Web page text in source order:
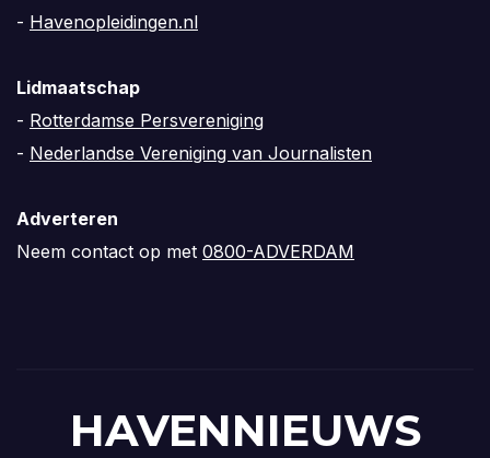
- Havenopleidingen.nl
Lidmaatschap
- Rotterdamse Persvereniging
- Nederlandse Vereniging van Journalisten
Adverteren
Neem contact op met 0800-ADVERDAM
HAVENNIEUWS